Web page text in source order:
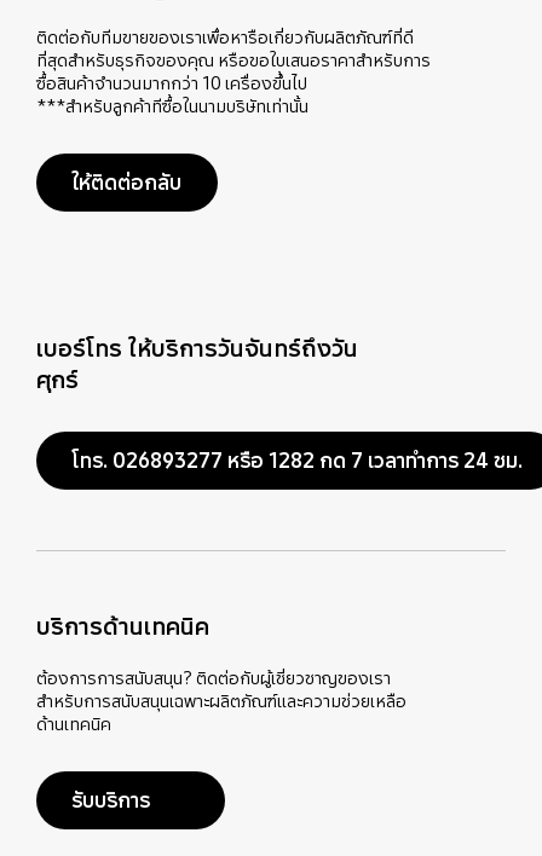
ติดต่อกับทีมขายของเราเพื่อหารือเกี่ยวกับผลิตภัณฑ์ที่ดี
ที่สุดสำหรับธุรกิจของคุณ หรือขอใบเสนอราคาสำหรับการ
ซื้อสินค้าจำนวนมากกว่า 10 เครื่องขึ้นไป
***สำหรับลูกค้าทีซื้อในนามบริษัทเท่านั้น
ให้ติดต่อกลับ
เบอร์โทร ให้บริการวันจันทร์ถึงวัน
ศุกร์
โทร. 026893277 หรือ 1282 กด 7 เวลาทำการ 24 ชม.
บริการด้านเทคนิค
ต้องการการสนับสนุน? ติดต่อกับผู้เชี่ยวชาญของเรา
สำหรับการสนับสนุนเฉพาะผลิตภัณฑ์และความช่วยเหลือ
ด้านเทคนิค
รับบริการ